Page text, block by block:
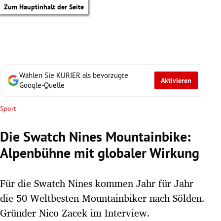
Zum Hauptinhalt der Seite
Untermenü
Wählen Sie KURIER als bevorzugte
Google-Quelle
Aktivieren
Sport
Die Swatch Nines Mountainbike:
Alpenbühne mit globaler Wirkung
Für die Swatch Nines kommen Jahr für Jahr
die 50 Weltbesten Mountainbiker nach Sölden.
Gründer Nico Zacek im Interview.